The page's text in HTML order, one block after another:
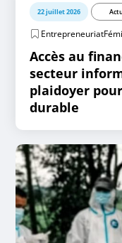
22 juillet 2026
Accès au
secteur
plaidoyer
durable